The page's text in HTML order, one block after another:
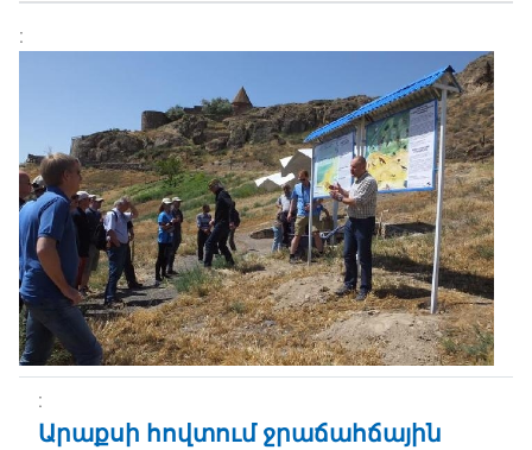
Արաքսի հովտում ջրաճահճային